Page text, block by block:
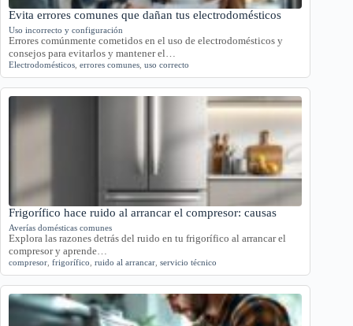
Evita errores comunes que dañan tus electrodomésticos
Uso incorrecto y configuración
Errores comúnmente cometidos en el uso de electrodomésticos y
consejos para evitarlos y mantener el…
Electrodomésticos errores comunes uso correcto
Frigorífico hace ruido al arrancar el compresor: causas
Averías domésticas comunes
Explora las razones detrás del ruido en tu frigorífico al arrancar el
compresor y aprende…
compresor frigorífico ruido al arrancar servicio técnico